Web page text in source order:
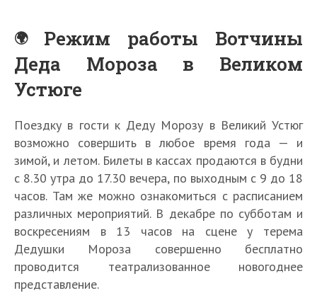
Режим работы Вотчины
Деда Мороза в Великом
Устюге
Поездку в гости к Деду Морозу в Великий Устюг
возможно совершить в любое время года — и
зимой, и летом. Билеты в кассах продаются в будни
с 8.30 утра до 17.30 вечера, по выходным с 9 до 18
часов. Там же можно ознакомиться с расписанием
различных мероприятий. В декабре по субботам и
воскресениям в 13 часов на сцене у терема
Дедушки Мороза совершенно бесплатно
проводится театрализованное новогоднее
представление.